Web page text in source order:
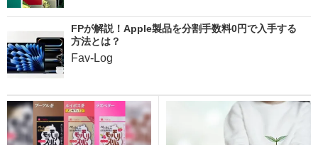
FPが解説！Apple製品を分割手数料0円で入手する
方法とは？
Fav-Log